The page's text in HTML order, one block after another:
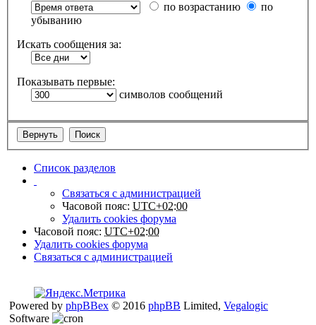
по возрастанию
по
убыванию
Искать сообщения за:
Показывать первые:
символов сообщений
Список разделов
Связаться с администрацией
Часовой пояс: UTC+02:00
Удалить cookies форума
Часовой пояс: UTC+02:00
Удалить cookies форума
Связаться с администрацией
Powered by phpBBex © 2016 phpBB Limited, Vegalogic
Software